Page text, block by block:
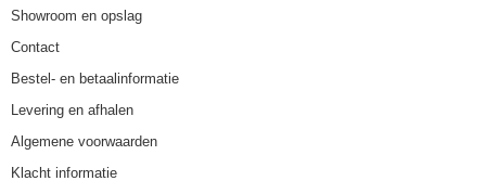
Showroom en opslag
Contact
Bestel- en betaalinformatie
Levering en afhalen
Algemene voorwaarden
Klacht informatie